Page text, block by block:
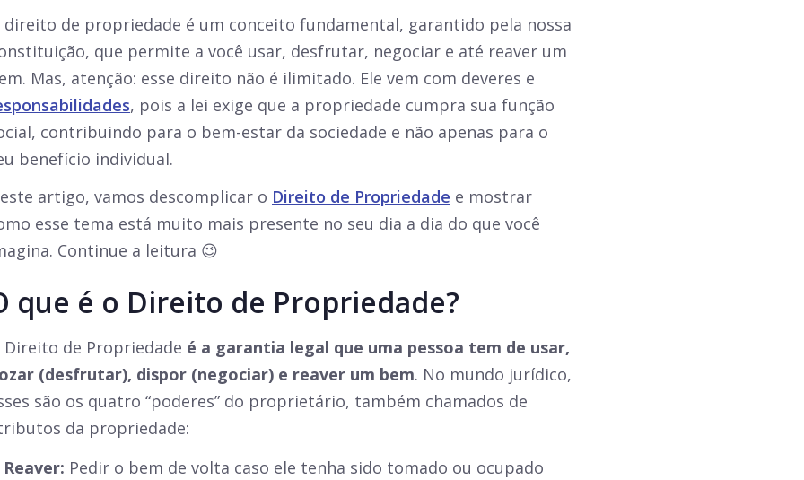
direito de propriedade é um conceito fundamental, garantido pela nossa
que permite a você usar, desfrutar, negociar e até reaver um
Mas, atenção: esse direito não é ilimitado. Ele vem com deveres e
, pois a lei exige que a propriedade cumpra sua função
contribuindo para o bem-estar da sociedade e não apenas para o
benefício individual.
artigo, vamos descomplicar o Direito de Propriedade e mostrar
esse tema está muito mais presente no seu dia a dia do que você
Continue a leitura 😉
que é o Direito de Propriedade?
Direito de Propriedade é a garantia legal que uma pessoa tem de usar,
(desfrutar), dispor (negociar) e reaver um bem. No mundo jurídico,
são os quatro “poderes” do proprietário, também chamados de
da propriedade:
Reaver: Pedir o bem de volta caso ele tenha sido tomado ou ocupado